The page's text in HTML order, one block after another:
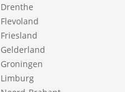
Drenthe
Flevoland
Friesland
Gelderland
Groningen
Limburg